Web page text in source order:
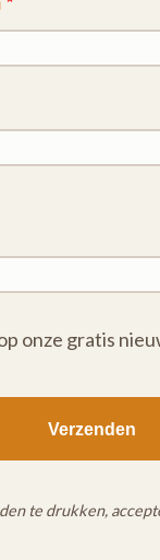
onze gratis
te drukken,